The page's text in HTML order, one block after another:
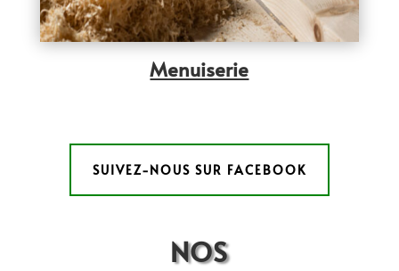
Menuiserie
SUIVEZ-NOUS SUR FACEBOOK
NOS